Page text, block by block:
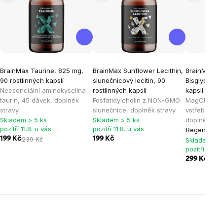
BrainMax Taurine, 825 mg,
90 rostlinných kapslí
Neesenciální aminokyselina
taurin, 45 dávek, doplněk
stravy
Skladem > 5 ks
pozítří 11.8. u vás
199 Kč239 Kč
BrainMax Sunflower Lecithin,
slunečnicový lecitin, 90
rostlinných kapslí
Fosfatidylcholin z NON-GMO
slunečnice, doplněk stravy
Skladem > 5 ks
pozítří 11.8. u vás
199 Kč
BrainMax
kapslí
doplněk
Skladem >
pozítří 11.8.
299 Kč